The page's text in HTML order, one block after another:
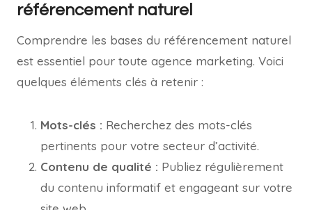
référencement naturel
Comprendre les bases du référencement naturel
est essentiel pour toute agence marketing. Voici
quelques éléments clés à retenir :
Mots-clés : Recherchez des mots-clés
pertinents pour votre secteur d’activité.
Contenu de qualité : Publiez régulièrement
du contenu informatif et engageant sur votre